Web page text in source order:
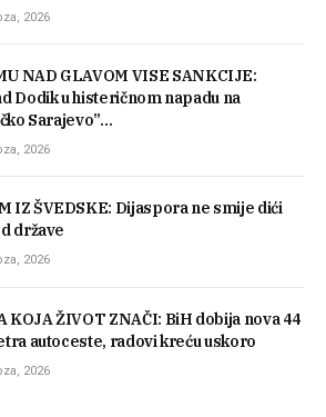
2026
NAD GLAVOM VISE SANKCIJE:
Dodik u histeričnom napadu na
Sarajevo”…
2026
IZ ŠVEDSKE: Dijaspora ne smije dići
države
2026
KOJA ŽIVOT ZNAČI: BiH dobija nova 44
autoceste, radovi kreću uskoro
2026